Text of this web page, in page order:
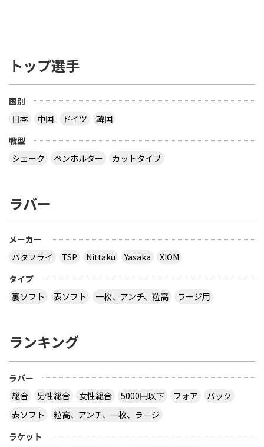
トップ選手
国別
日本
中国 ドイツ
韓国
戦型
シェーク
ペンホルダー カットタイプ
ラバー
メーカー
バタフライ
TSP Nittaku Yasaka
XIOM
タイプ
裏ソフト
表ソフト 一枚、アンチ、粒高 ラージ用
ランキング
ラバー
総合
男性総合 女性総合 5000円以下 フォア
バック
表ソフト
粒高、アンチ、一枚、ラージ
ラケット